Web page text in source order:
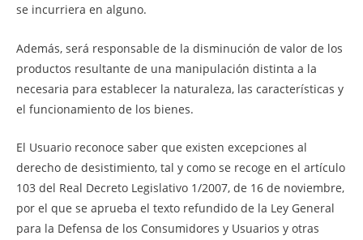
se incurriera en alguno.
Además, será responsable de la disminución de valor de los
productos resultante de una manipulación distinta a la
necesaria para establecer la naturaleza, las características y
el funcionamiento de los bienes.
El Usuario reconoce saber que existen excepciones al
derecho de desistimiento, tal y como se recoge en el artículo
103 del Real Decreto Legislativo 1/2007, de 16 de noviembre,
por el que se aprueba el texto refundido de la Ley General
para la Defensa de los Consumidores y Usuarios y otras